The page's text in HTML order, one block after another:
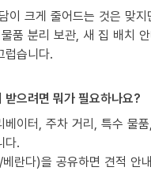
이 크게 줄어드는 것은 맞지
품 분리 보관, 새 집 배치
럽습니다.
으려면 뭐가 필요하나요?
이터, 주차 거리, 특수 물
다.
란다)을 공유하면 견적 안